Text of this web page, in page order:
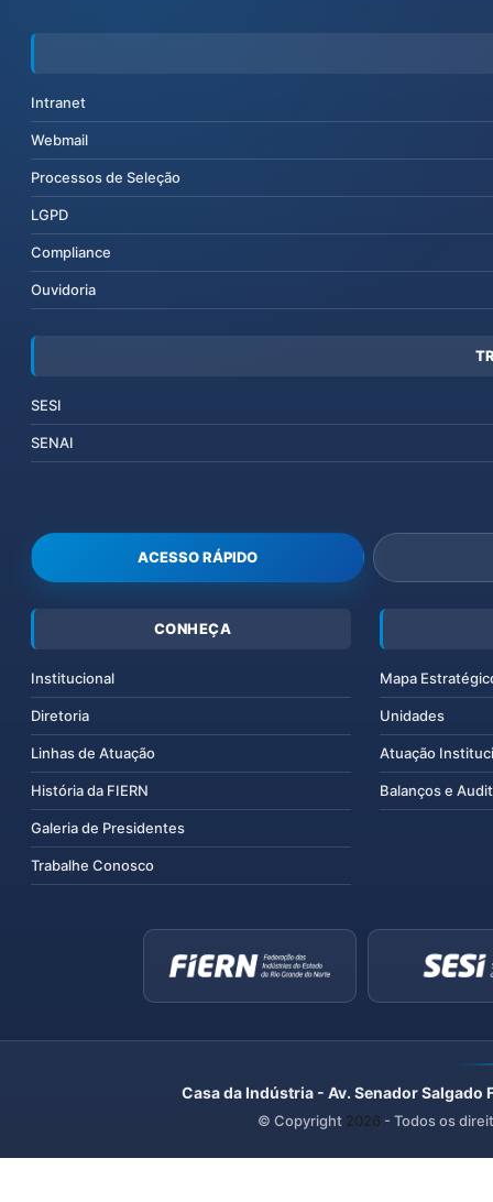
Intranet
Webmail
Processos de Seleção
LGPD
Compliance
Ouvidoria
SESI
SENAI
ACESSO RÁPIDO
CONHEÇA
Institucional
Diretoria
Linhas de Atuação
História da FIERN
Galeria de Presidentes
Trabalhe Conosco
Mapa
Unidades
Atuação
Balanços e
Casa da Indústria - Av. Senador
© Copyright 2026 - Todos os